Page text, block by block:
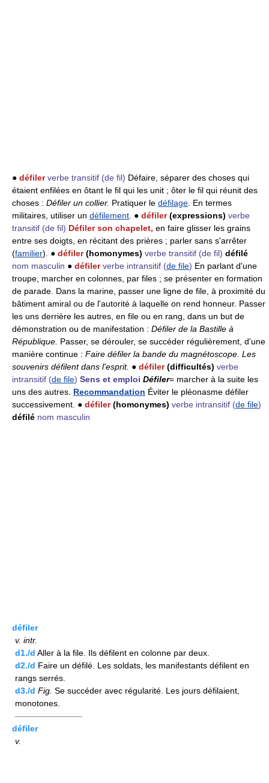
● défiler verbe transitif (de fil) Défaire, séparer des choses qui
étaient enfilées en ôtant le fil qui les unit ; ôter le fil qui réunit des
choses : Défiler un collier. Pratiquer le défilage . En termes
militaires, utiliser un défilement . ● défiler(expressions) verbe
transitif (de fil) Défiler son chapelet, en faire glisser les grains
entre ses doigts, en récitant des prières ; parler sans s'arrêter
(familier). ● défiler(homonymes) verbe transitif (de fil) défilé
nom masculin ● défiler verbe intransitif (de file) En parlant d'une
troupe, marcher en colonnes, par files ; se présenter en formation
de parade. Dans la marine, passer une ligne de file, à proximité du
bâtiment amiral ou de l'autorité à laquelle on rend honneur. Passer
les uns derrière les autres, en file ou en rang, dans un but de
démonstration ou de manifestation : Défiler de la Bastille à
République. Passer, se dérouler, se succéder régulièrement, d'une
manière continue : Faire défiler la bande du magnétoscope. Les
souvenirs défilent dans l'esprit. ● défiler(difficultés) verbe
intransitif (de file) Sens et emploi Défiler= marcher à la suite les
uns des autres. Recommandation Éviter le pléonasme défiler
successivement. ● défiler(homonymes) verbe intransitif (de file)
défilé nom masculin
défiler
v. intr.
d1./d Aller à la file. Ils défilent en colonne par deux.
d2./d Faire un défilé. Les soldats, les manifestants défilent en
rangs serrés.
d3./d Fig. Se succéder avec régularité. Les jours défilaient,
monotones.
————————
défiler
v.